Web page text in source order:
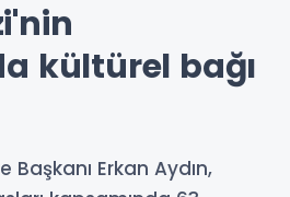
kültürel bağı
Erkan Aydın,